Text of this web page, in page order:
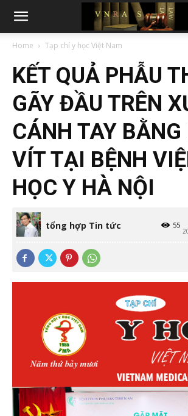
Home Tạp chí y học Việt Nam
KẾT QUẢ PHẪU
GÃY ĐẦU TRÊN
CÁNH TAY BẰNG
VÍT TẠI BỆNH
HỌC Y HÀ NỘI
tổng hợp Tin tức 55